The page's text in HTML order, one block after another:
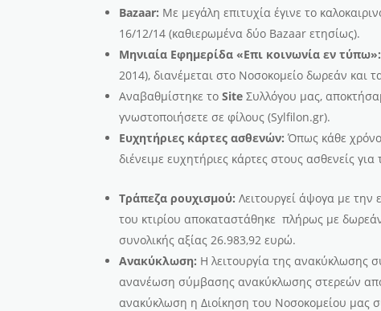
Bazaar: Με μεγάλη επιτυχία έγινε το
16/12/14 (καθιερωμένα δύο Bazaar ετησίως).
Μηνιαία Εφημερίδα «Επι κοινωνία εν
2014), διανέμεται στο Νοσοκομείο δωρεάν και
Αναβαθμίστηκε τοSite Συλλόγου μας,
γνωστοποιήσετε σε φίλους (Sylfilon.gr).
Ευχητήριες κάρτες ασθενών:Όπως κάθε
διένειμε ευχητήριες κάρτες στους ασθενείς
Τράπεζα ρουχισμού:Λειτουργεί άψογα με
του κτιρίου αποκαταστάθηκε πλήρως με
συνολικής αξίας 26.983,92 ευρώ.
Ανακύκλωση: Η λειτουργία της ανακύκλωσης
ανανέωση σύμβασης ανακύκλωσης στερεών
ανακύκλωση η Διοίκηση του Νοσοκομείου μας